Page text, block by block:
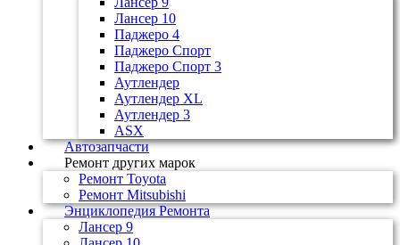
Лансер 10
Паджеро 4
Паджеро Спорт
Паджеро Спорт 3
Аутлендер
Аутлендер ХL
Аутлендер 3
ASX
Автозапчасти
Ремонт других марок
Ремонт Toyota
Ремонт Mitsubishi
Энциклопедия Ремонта
Лансер 9